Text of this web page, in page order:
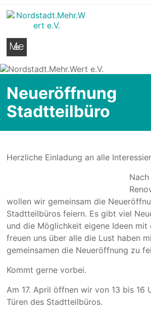
Nordstadt.Mehr.Wert
Stadtteilseite der Hildesheimer Nordstadt
Me
Neueröffnung
Stadtteilbüro
Herzliche Einladung an alle
wollen wir gemeinsam die
Stadtteilbüros feiern. Es gibt viel
und die Möglichkeit eigene Ideen mit
freuen uns über alle die Lust haben
gemeinsamen die Neueröffnung zu
Kommt gerne vorbei.
Am 17. April öffnen wir von 13 bis 16
Türen des Stadtteilbüros.